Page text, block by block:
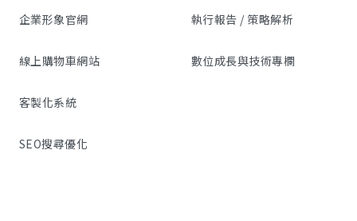
企業形象官網
線上購物車網站
客製化系統
SEO搜尋優化
執行報告 / 策略解析
數位成長與技術專欄